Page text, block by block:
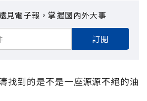
見電子報，掌握國內外大事
訂閱
找到的是不是一座源源不絕的油